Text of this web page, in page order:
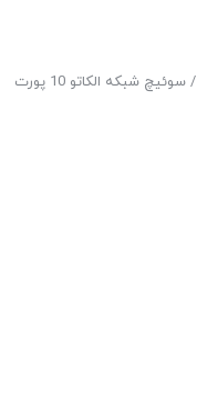
/ سوئیچ شبکه الکاتو 10 پورت